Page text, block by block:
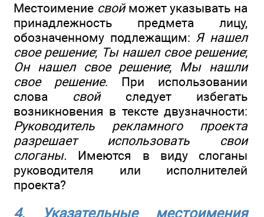
Местоимение свойможет указывать на
принадлежность предмета лицу,
обозначенному подлежащим: Я нашел
свое решение; Ты нашел свое решение;
Он нашел свое решение; Мы нашли
свое решение. При использовании
слова свойследует избегать
возникновения в тексте двузначности:
Руководитель рекламного проекта
разрешает использовать свои
слоганы. Имеются в виду слоганы
руководителя или исполнителей
проекта?
4. Указательные местоимения